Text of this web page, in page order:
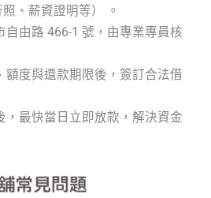
、薪資證明等） 。
自由路 466-1 號，由專業專員核
額度與還款期限後，簽訂合法借
，最快當日立即放款，解決資金